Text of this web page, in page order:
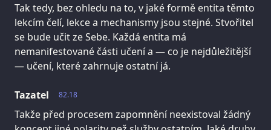
Tak tedy, bez ohledu na to, v jaké formě entita těmto
lekcím čelí, lekce a mechanismy jsou stejné. Stvořitel
se bude učit ze Sebe. Každá entita má
nemanifestované části učení a — co je nejdůležitější
— učení, které zahrnuje ostatní já.
82.18
Tazatel
Takže před procesem zapomnění neexistoval žádný